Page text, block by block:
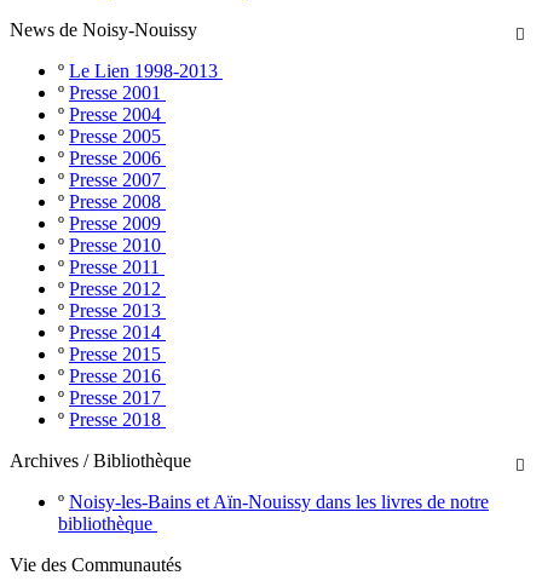

News de Noisy-Nouissy
º Le Lien 1998-2013
º Presse 2001
º Presse 2004
º Presse 2005
º Presse 2006
º Presse 2007
º Presse 2008
º Presse 2009
º Presse 2010
º Presse 2011
º Presse 2012
º Presse 2013
º Presse 2014
º Presse 2015
º Presse 2016
º Presse 2017
º Presse 2018

Archives / Bibliothèque
º Noisy-les-Bains et Aïn-Nouissy dans les livres de notre
bibliothèque
Vie des Communautés